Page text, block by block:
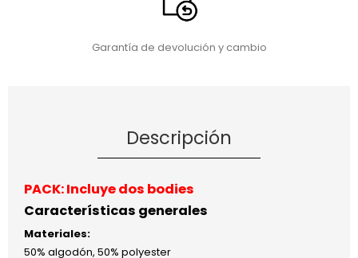
Garantía de devolución y cambio
Descripción
PACK:Incluye dos bodies
Características generales
Materiales:
50% algodón, 50% polyester